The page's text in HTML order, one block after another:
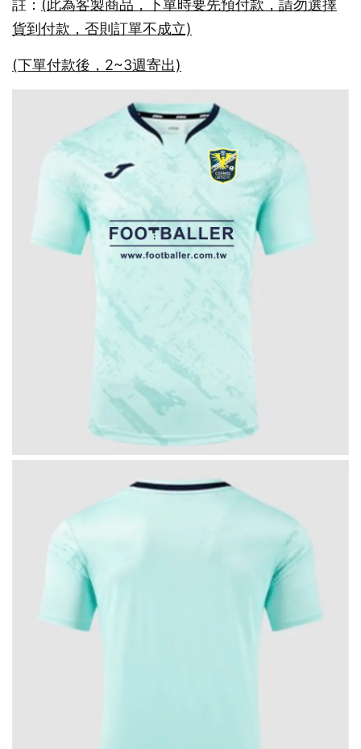
註： (此為客製商品，下單時要先預付款，請勿選擇
貨到付款，否則訂單不成立)
(下單付款後，2~3週寄出)